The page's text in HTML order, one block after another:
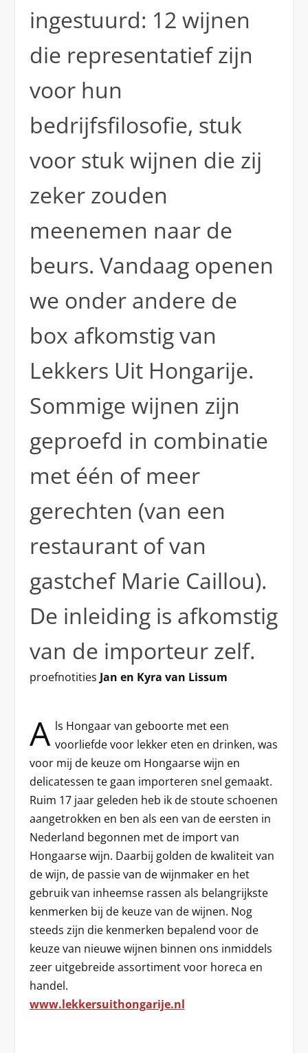
ingestuurd: 12 wijnen
die representatief zijn
voor hun
bedrijfsfilosofie, stuk
voor stuk wijnen die zij
zeker zouden
meenemen naar de
beurs. Vandaag openen
we onder andere de
box afkomstig van
Lekkers Uit Hongarije.
Sommige wijnen zijn
geproefd in combinatie
met één of meer
gerechten (van een
restaurant of van
gastchef Marie Caillou).
De inleiding is afkomstig
van de importeur zelf.
proefnotities Jan en Kyra van Lissum
A ls Hongaar van geboorte met een
voorliefde voor lekker eten en drinken, was
voor mij de keuze om Hongaarse wijn en
delicatessen te gaan importeren snel gemaakt.
Ruim 17 jaar geleden heb ik de stoute schoenen
aangetrokken en ben als een van de eersten in
Nederland begonnen met de import van
Hongaarse wijn. Daarbij golden de kwaliteit van
de wijn, de passie van de wijnmaker en het
gebruik van inheemse rassen als belangrijkste
kenmerken bij de keuze van de wijnen. Nog
steeds zijn die kenmerken bepalend voor de
keuze van nieuwe wijnen binnen ons inmiddels
zeer uitgebreide assortiment voor horeca en
handel.
www.lekkersuithongarije.nl